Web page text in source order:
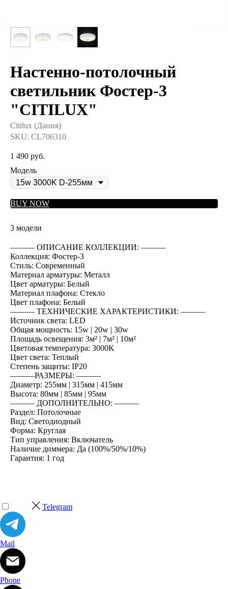
Настенно-потолочный
светильник Фостер-3
"CITILUX"
Citilux (Дания)
SKU: CL706310
1 490 руб.
Модель
BUY NOW
3 модели
――― ОПИСАНИЕ КОЛЛЕКЦИИ: ―――
Коллекция: Фостер-3
Стиль: Современный
Материал арматуры: Металл
Цвет арматуры: Белый
Материал плафона: Стекло
Цвет плафона: Белый
――― ТЕХНИЧЕСКИЕ ХАРАКТЕРИСТИКИ: ―――
Источник света: LED
Общая мощность: 15w | 20w | 30w
Площадь освещения: 3м² | 7м² | 10м²
Цветовая температура: 3000K
Цвет света: Теплый
Степень защиты: IP20
―――РАЗМЕРЫ: ―――
Диаметр: 255мм | 315мм | 415мм
Высота: 80мм | 85мм | 95мм
――― ДОПОЛНИТЕЛЬНО: ―――
Раздел: Потолочные
Вид: Светодиодный
Форма: Круглая
Тип управления: Включатель
Наличие диммера: Да (100%/50%/10%)
Гарантия: 1 год
Telegram
Mail
Phone